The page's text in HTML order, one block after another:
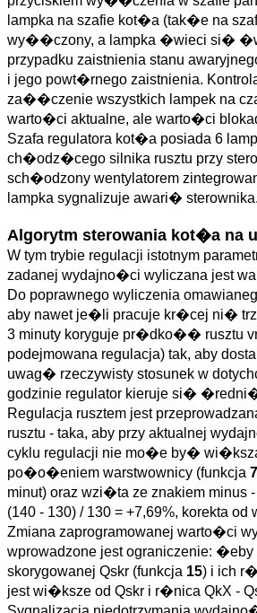
lampka na szafie kot�a (tak�e na
wy��czony, a lampka �wieci si�
przypadku zaistnienia stanu
i jego powt�rnego zaistnienia.
za��czenie wszystkich lampek na
warto�ci aktualne, ale warto�ci
Szafa regulatora kot�a posiada 6
ch�odz�cego silnika rusztu przy
sch�odzony wentylatorem
lampka sygnalizuje awari�
Algorytm sterowania kot�a na
W tym trybie regulacji istotnym
zadanej wydajno�ci wyliczana jest
Do poprawnego wyliczenia
aby nawet je�li pracuje kr�cej ni�
3 minuty koryguje pr�dko�� rusztu
podejmowana regulacja) tak, aby
uwag� rzeczywisty stosunek w
godzinie regulator kieruje si�
Regulacja rusztem jest
rusztu - taka, aby przy aktualnej
cyklu regulacji nie mo�e by�
po�o�eniem warstwownicy (funkcja
minut) oraz wzi�ta ze znakiem
(140 - 130) / 130 = +7,69%, korekta
Zmiana zaprogramowanej warto�ci
wprowadzone jest ograniczenie:
skorygowanej Qskr (funkcja 15) i ich
jest wi�ksze od Qskr i r�nica QkX -